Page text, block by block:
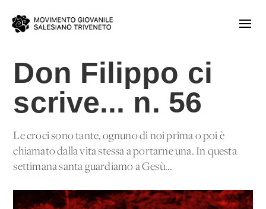
Don Filippo ci
scrive... n. 56
Le croci sono tante, ognuno di noi prima o poi è
chiamato dalla vita stessa a portarne una. In questa
settimana santa guardiamo a Gesù...